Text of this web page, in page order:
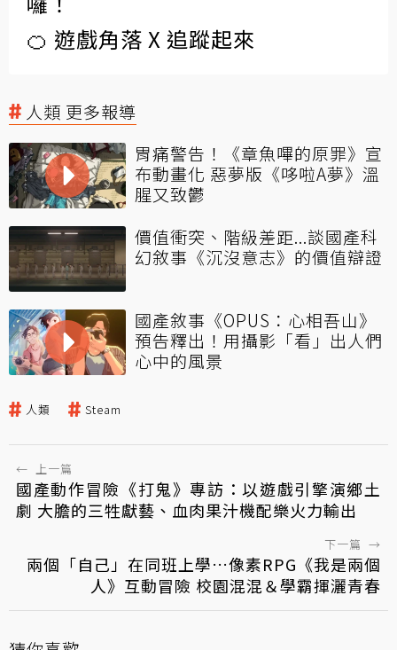
🍊 遊戲角落 X 追蹤起來
人類 更多報導
胃痛警告！《章魚嗶的原罪》宣
布動畫化 惡夢版《哆啦A夢》溫
腥又致鬱
價值衝突、階級差距...談國產科
幻敘事《沉沒意志》的價值辯證
國產敘事《OPUS：心相吾山》
預告釋出！用攝影「看」出人們
心中的風景
人類 Steam
← 上一篇
國產動作冒險《打鬼》專訪：以遊戲引擎演鄉土
劇 大膽的三牲獻藝、血肉果汁機配樂火力輸出
下一篇 →
兩個「自己」在同班上學…像素RPG《我是兩個
人》互動冒險 校園混混＆學霸揮灑青春